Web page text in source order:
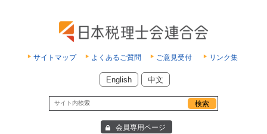
サイトマップ よくあるご質問 ご意見受付 リンク集
English 中文
会員専用ページ